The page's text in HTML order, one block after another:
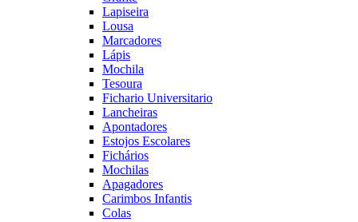
Lapiseira
Lousa
Marcadores
Lápis
Mochila
Tesoura
Fichario Universitario
Lancheiras
Apontadores
Estojos Escolares
Fichários
Mochilas
Apagadores
Carimbos Infantis
Colas